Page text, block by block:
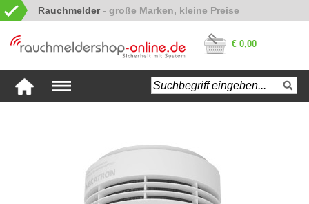
Rauchmelder
€ 0,00